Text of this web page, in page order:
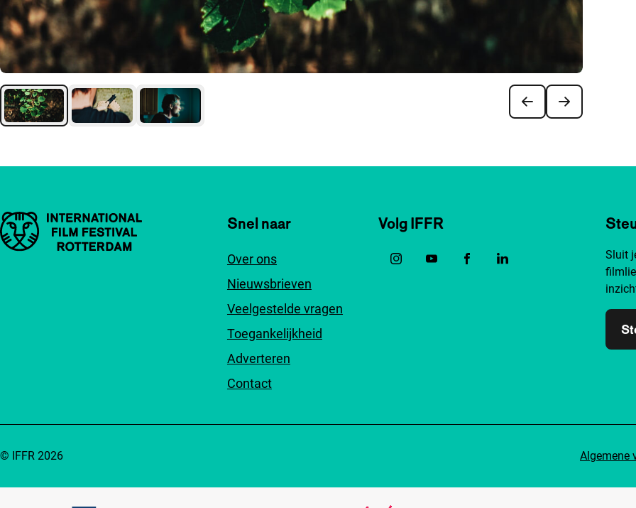
Belangrijke links Snel naar
Over ons
Nieuwsbrieven
Veelgestelde vragen
Toegankelijkheid
Adverteren
Contact
Volg IFFR
Sluit
Algemene
© IFFR 2026